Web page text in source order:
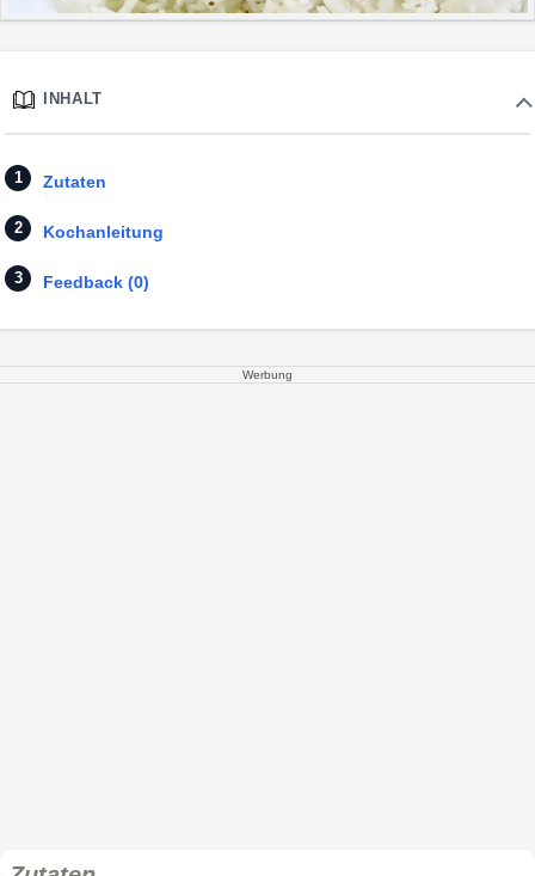
INHALT
Zutaten
Kochanleitung
Feedback (0)
Werbung